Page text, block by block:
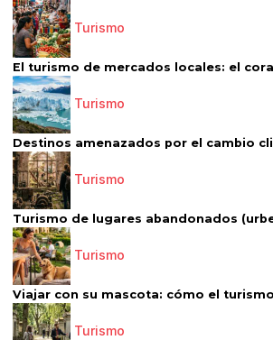
Turismo
El turismo de mercados locales: el
Turismo
Destinos amenazados por el cambio
Turismo
Turismo de lugares abandonados
Turismo
Viajar con su mascota: cómo el
Turismo